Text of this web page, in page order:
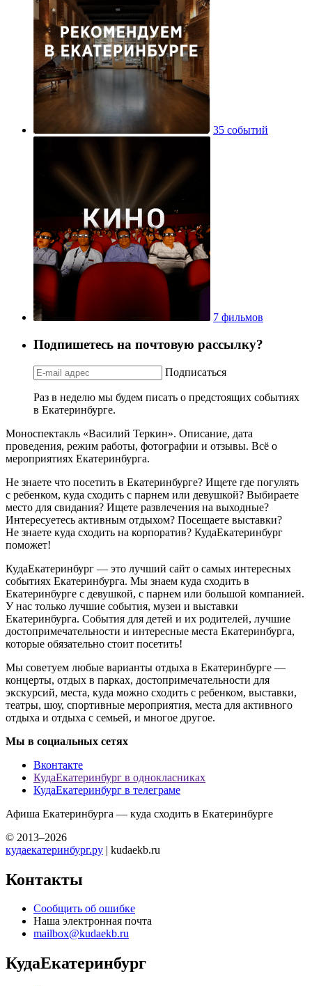
35 событий
7 фильмов
Подпишетесь на почтовую рассылку?
Подписаться
Раз в неделю мы будем писать о предстоящих событиях
в Екатеринбурге.
Моноспектакль «Василий Теркин». Описание, дата
проведения, режим работы, фотографии и отзывы. Всё о
мероприятиях Екатеринбурга.
Не знаете что посетить в Екатеринбурге? Ищете где погулять
с ребенком, куда сходить с парнем или девушкой? Выбираете
место для свидания? Ищете развлечения на выходные?
Интересуетесь активным отдыхом? Посещаете выставки?
Не знаете куда сходить на корпоратив? КудаЕкатеринбург
поможет!
КудаЕкатеринбург — это лучший сайт о самых интересных
событиях Екатеринбурга. Мы знаем куда сходить в
Екатеринбурге с девушкой, с парнем или большой компанией.
У нас только лучшие события, музеи и выставки
Екатеринбурга. События для детей и их родителей, лучшие
достопримечательности и интересные места Екатеринбурга,
которые обязательно стоит посетить!
Мы советуем любые варианты отдыха в Екатеринбурге —
концерты, отдых в парках, достопримечательности для
экскурсий, места, куда можно сходить с ребенком, выставки,
театры, шоу, спортивные мероприятия, места для активного
отдыха и отдыха с семьей, и многое другое.
Мы в социальных сетях
Вконтакте
КудаЕкатеринбург в однокласниках
КудаЕкатеринбург в телеграме
Афиша Екатеринбурга — куда сходить в Екатеринбурге
© 2013–2026
кудаекатеринбург.ру | kudaekb.ru
Контакты
Сообщить об ошибке
Наша электронная почта
mailbox@kudaekb.ru
КудаЕкатеринбург